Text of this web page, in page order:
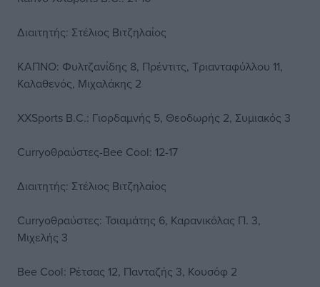
Διαιτητής: Στέλιος Βιτζηλαίος
ΚΑΠΝΟ: Φυλτζανίδης 8, Πρέντιτς, Τριανταφύλλου 11,
Καλαθενός, Μιχαλάκης 2
XXSports B.C.: Γιορδαμνής 5, Θεοδωρής 2, Συμιακός 3
Curryοθραύστες-Bee Cool: 12-17
Διαιτητής: Στέλιος Βιτζηλαίος
Curryοθραύστες: Τσιαμάτης 6, Καρανικόλας Π. 3,
Μιχελής 3
Bee Cool: Ρέτσας 12, Πανταζής 3, Κουσόφ 2